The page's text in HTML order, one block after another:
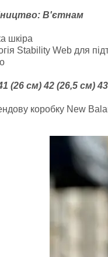
В'єтнам
шкіра
Stability Web для
(26 см) 42 (26,5 см)
коробку New